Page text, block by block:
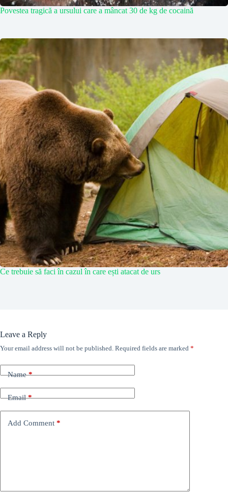
Povestea tragică a ursului care a mâncat 30 de kg de cocaină
Ce trebuie să faci în cazul în care ești atacat de urs
Leave a Reply
Your email address will not be published. Required fields are marked *
Name*
Email*
Add Comment *